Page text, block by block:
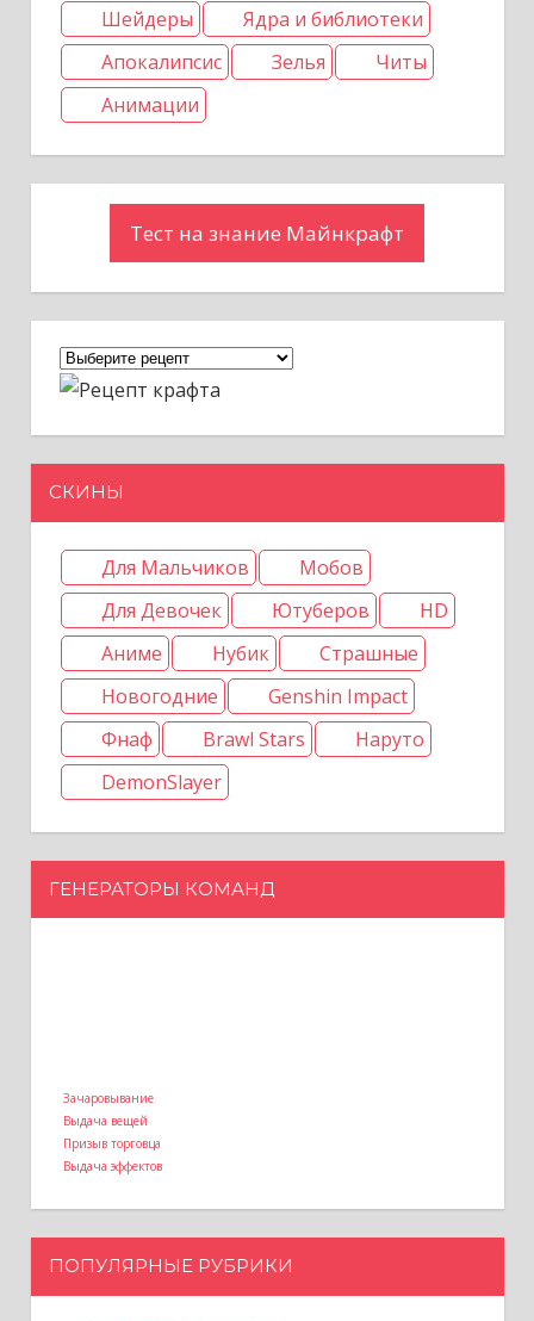
Шейдеры
Ядра и библиотеки
Апокалипсис
Зелья
Читы
Анимации
Тест на знание Майнкрафт
СКИНЫ
Для Мальчиков
Мобов
Для Девочек
Ютуберов
HD
Аниме
Нубик
Страшные
Новогодние
Genshin Impact
Фнаф
Brawl Stars
Наруто
DemonSlayer
ГЕНЕРАТОРЫ КОМАНД
Зачаровывание
Выдача вещей
Призыв торговца
Выдача эффектов
ПОПУЛЯРНЫЕ РУБРИКИ